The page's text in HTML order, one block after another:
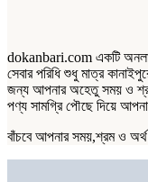
dokanbari.com একটি
সেবার পরিধি শুধু মাত্র
জন্য আপনার অহেতু সময় ও
পণ্য সামগ্রি পৌছে দিয়ে
বাঁচবে আপনার সময়,শ্রম ও